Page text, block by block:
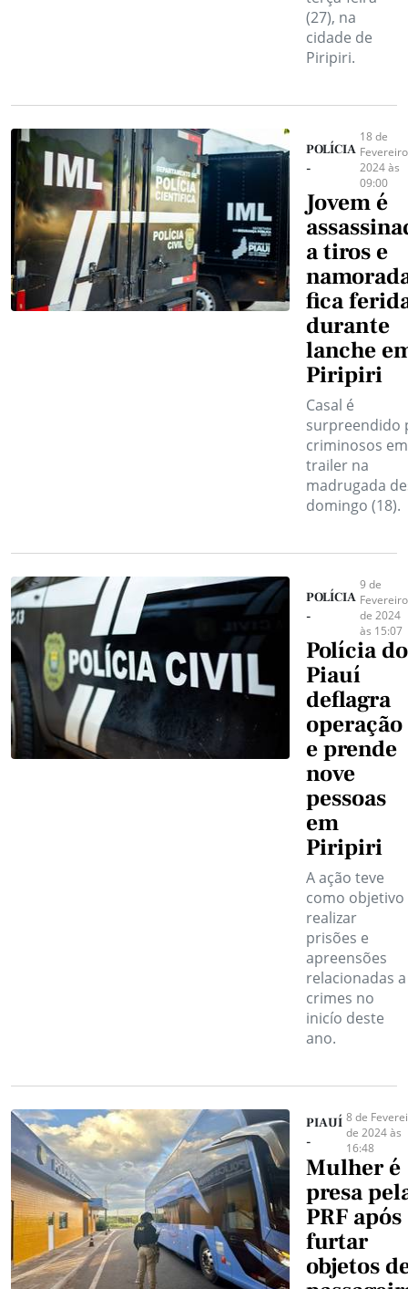
(27), na
cidade de
Piripiri.
POLÍCIA
-
18 de
2024 às
09:00
Jovem é
a tiros e
fica
durante
lanche
Piripiri
Casal é
surpreendido
criminosos em
trailer na
madrugada
domingo (18).
POLÍCIA
-
9 de
Fevereiro
de 2024
às 15:07
Polícia do
Piauí
deflagra
operação
e prende
nove
pessoas
em
Piripiri
A ação teve
como objetivo
realizar
prisões e
apreensões
relacionadas a
crimes no
inicío deste
ano.
PIAUÍ
-
8 de
de 2024 às
16:48
Mulher é
presa
PRF após
furtar
objetos